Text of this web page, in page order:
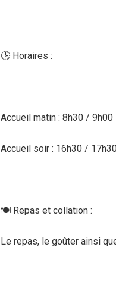
🕒 Horaires :
Accueil matin : 8h30 / 9h00
Accueil soir : 16h30 /
🍽️ Repas et collation :
Le repas, le goûter ainsi